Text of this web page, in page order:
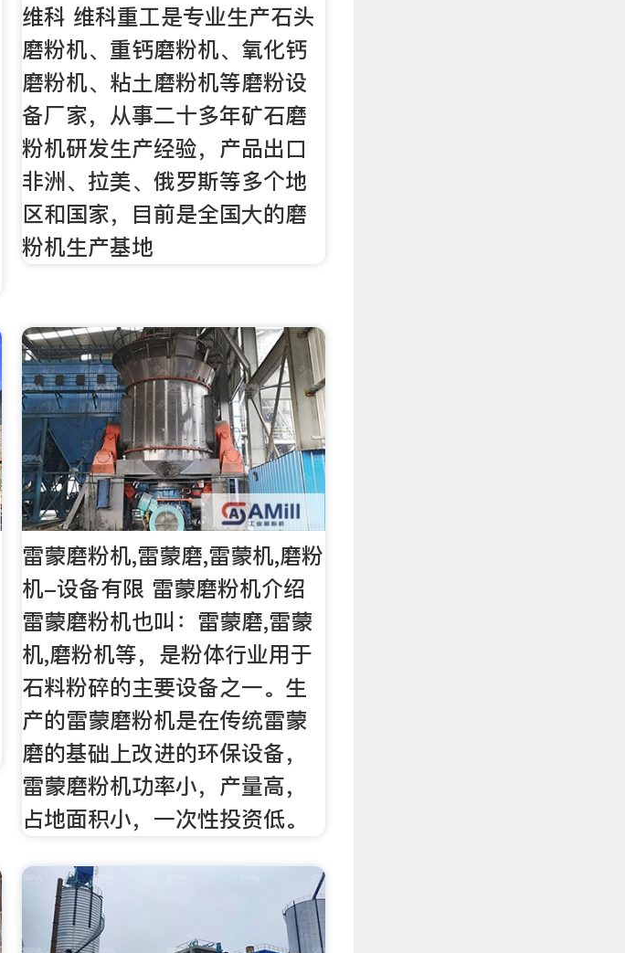
维科 维科重工是专业生产石头
磨粉机、重钙磨粉机、氧化钙
磨粉机、粘土磨粉机等磨粉设
备厂家，从事二十多年矿石磨
粉机研发生产经验，产品出口
非洲、拉美、俄罗斯等多个地
区和国家，目前是全国大的磨
粉机生产基地
雷蒙磨粉机,雷蒙磨,雷蒙机,磨粉
机-设备有限 雷蒙磨粉机介绍
雷蒙磨粉机也叫：雷蒙磨,雷蒙
机,磨粉机等，是粉体行业用于
石料粉碎的主要设备之一。生
产的雷蒙磨粉机是在传统雷蒙
磨的基础上改进的环保设备，
雷蒙磨粉机功率小，产量高，
占地面积小，一次性投资低。